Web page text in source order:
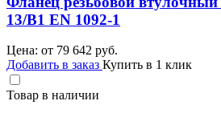
13/B1 EN 1092-1
Цена: от 79 642 руб.
Добавить в заказ Купить в 1 клик
Товар в наличии